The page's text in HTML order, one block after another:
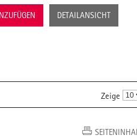
DETAILANSICHT
Zeige